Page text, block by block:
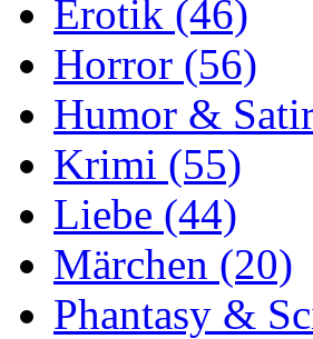
Erotik (46)
Horror (56)
Humor &
Krimi (55)
Liebe (44)
Märchen (20)
Phantasy &